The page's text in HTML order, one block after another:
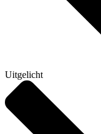
Uitgelicht